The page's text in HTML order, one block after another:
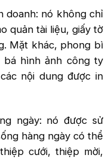
doanh: nó không chỉ
quản tài liệu, giấy tờ
Mặt khác, phong bì
bá hình ảnh công ty
nội dung được in
ngày: nó được sử
hàng ngày có thể
cưới, thiệp mời,